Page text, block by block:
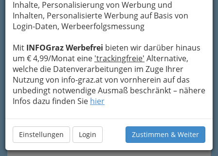
Inhalte, Personalisierung von Werbung und
Inhalten, Personalisierte Werbung auf Basis von
Login-Daten, Werbeerfolgsmessung
Mit INFOGraz Werbefrei bieten wir darüber hinaus
um € 4,99/Monat eine 'trackingfreie' Alternative,
welche die Datenverarbeitungen im Zuge Ihrer
Nutzung von info-graz.at von vornherein auf das
unbedingt notwendige Ausmaß beschränkt – nähere
Infos dazu finden Sie hier
Einstellungen Login Zustimmen & Weiter
Heilkräuterverwendet.
Wenn Sie wissen wollen, welcher
Standort Nacht- und
Wochenenddiensthat, klicken Sie
einfach!
Hier finden Sie neben der Auswahlmöglichkeit
nach Bezirk (kein Bezirk bedeutet Graz-
Umgebung)alleÖffnungszeiten.